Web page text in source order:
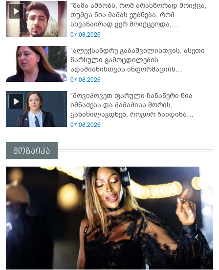
ავალიანის დედა
"მამა ამბობს, რომ არასწორად მოიქცა,
თუმცა ნია მამას ეუბნება, რომ
სხვანაირად ვერ მოიქცეოდა,
თანამედროვე ეპოქაში სხვანაირად
დეტალებზე საუბრობს გიგა ავალიანის
საქმის პროკურორი?
07.08.2026
“ალექსანდრე გაბაშვილისთვის, ასეთი
წარსული გამოცდილების
ადამიანისთვის ინფორმაციის
მიწოდება, რომ მასწავლებელი
ფაქტობრივად, წაქეზება იყო” -
პროკურორი ნია იმნაძეზე
07.08.2026
“მოვიპოვეთ ფარული ჩანაწერი ნია
იმნაძესა და მამამისს შორის,
განიხილავდნენ, როგორ ჩაიდინა
გაბაშვილმა დანაშაული” - რას ამბობს
07.08.2026
მოზაიკა